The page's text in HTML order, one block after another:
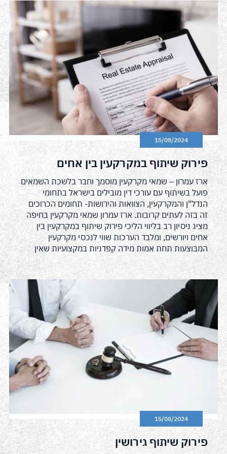
15/08/2024
פירוק שיתוף במקרקעין בין אחים
ארז עמרון – שמאי מקרקעין מוסמך וחבר בלשכת השמאים
פועל בשיתוף עם עורכי דין מובילים בישראל בתחומי
הנדל"ן והמקרקעין, הצוואות והירושות- תחומים הכרוכים
זה בזה לעתים קרובות. ארז עמרון שמאי מקרקעין בחיפה
מציג ניסיון רב בליווי הליכי פירוק שיתוף במקרקעין בין
אחים ויורשים, ומלבד הערכות שווי לנכסי מקרקעין
המבוצעות תחת אמות מידה קפדניות במקצועיות שאין
15/08/2024
פירוק שיתוף גירושין